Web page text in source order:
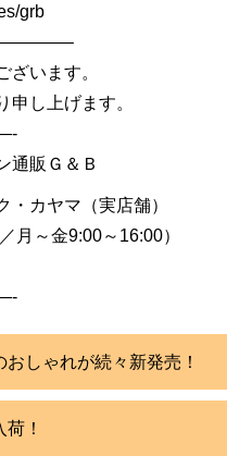
grb
ざいます。
申し上げます。
通販Ｇ＆Ｂ
・カヤマ（実店舗）
月～金9:00～16:00）
しゃれが続々新発売！
！